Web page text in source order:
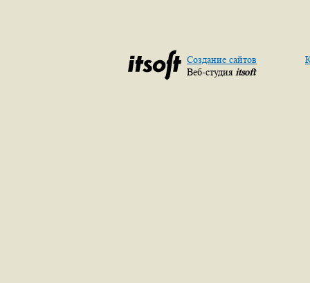
Создание сайтов
Веб-студия itsoft